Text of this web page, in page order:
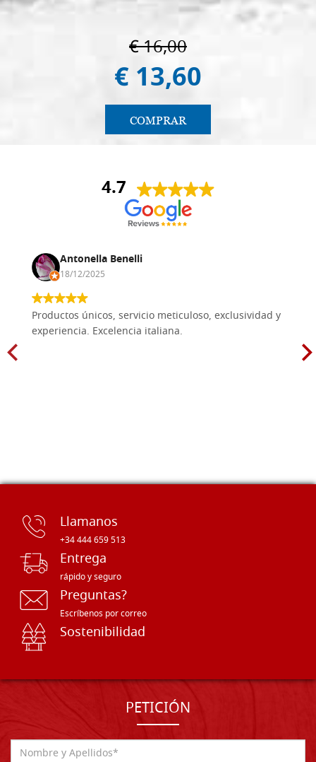
€ 16,00
€ 13,60
COMPRAR
4.7
Antonella Benelli
18/12/2025
Productos únicos, servicio meticuloso, exclusividad y
experiencia. Excelencia italiana.
Llamanos
+34 444 659 513
Entrega
rápido y seguro
Preguntas?
Escríbenos por correo
Sostenibilidad
PETICIÓN